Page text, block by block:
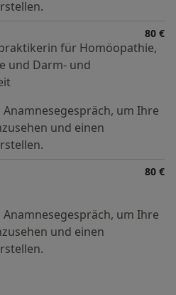
80 €
für Homöopathie,
und Darm- und
um Ihre
und einen
80 €
um Ihre
und einen